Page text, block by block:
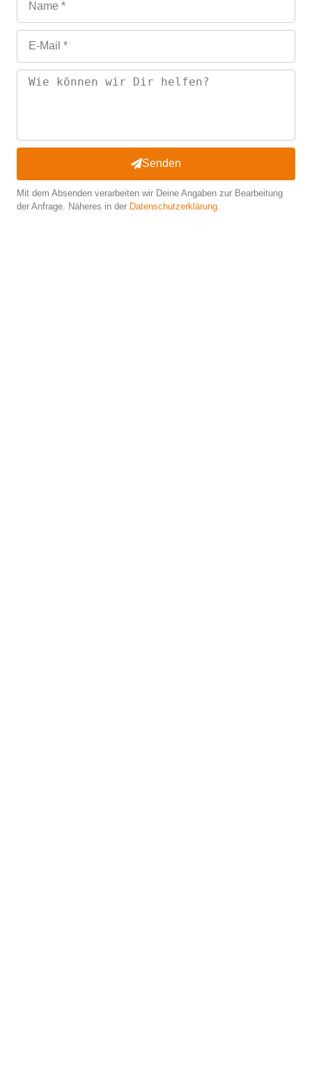
Senden
Mit dem Absenden verarbeiten wir Deine Angaben zur Bearbeitung
der Anfrage. Näheres in der Datenschutzerklärung.